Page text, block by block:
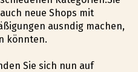
neue Shops mit
ausfindig machen,
könnten.
Sie sich nun auf